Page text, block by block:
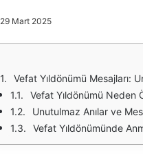
29 Mart 2025
Vefat Yıldönümü Mesajları:
Vefat Yıldönümü Neden
Unutulmaz Anılar ve
Vefat Yıldönümünde